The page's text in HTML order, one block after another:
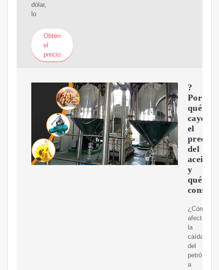
dólar,
lo
Obtén
el
precio
?
Por
qué
cayó
el
precio
del
aceite
y
qué
¿Cómo
afecta
la
caída
del
petróleo
a